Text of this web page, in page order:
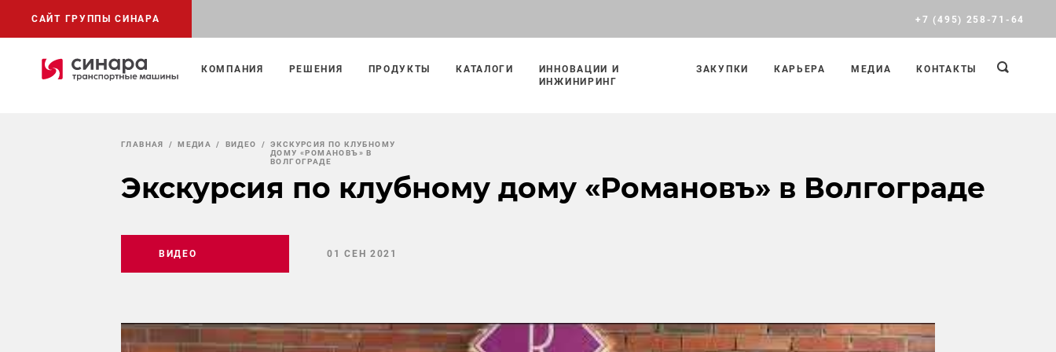
САЙТ ГРУППЫ СИНАРА +7 (495) 258-71-64
КОМПАНИЯ РЕШЕНИЯ ПРОДУКТЫ КАТАЛОГИ
ИННОВАЦИИ И
ИНЖИНИРИНГ
ЗАКУПКИ КАРЬЕРА МЕДИА КОНТАКТЫ
ГЛАВНАЯ МЕДИА ВИДЕО
ЭКСКУРСИЯ ПО КЛУБНОМУ
ДОМУ «РОМАНОВЪ» В
ВОЛГОГРАДЕ
Экскурсия по клубному дому «Романовъ» в Волгограде
ВИДЕО 01 СЕН 2021